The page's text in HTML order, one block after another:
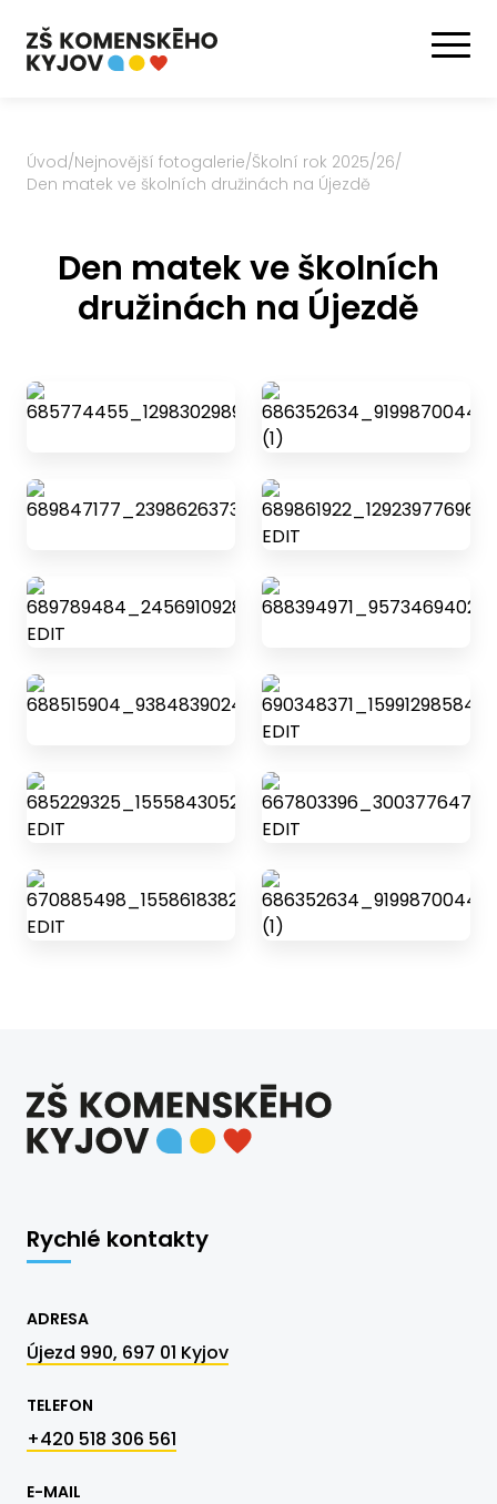
Úvod/Nejnovější fotogalerie/Školní rok 2025/26/
Den matek ve školních družinách na Újezdě
Den matek ve školních
družinách na Újezdě
Rychlé kontakty
ADRESA
Újezd 990, 697 01 Kyjov
TELEFON
+420 518 306 561
E-MAIL